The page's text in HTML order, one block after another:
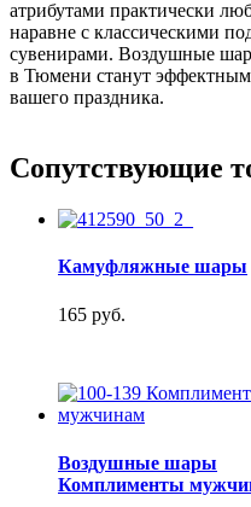
атрибутами практически
наравне с классическими
сувенирами. Воздушные
в Тюмени станут
вашего праздника.
Сопутствующие
Камуфляжные шары
165 руб.
Воздушные шары
Комплименты